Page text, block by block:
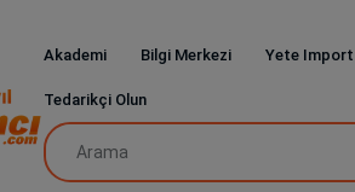
Akademi Bilgi Merkezi Yete Import
Tedarikçi Olun